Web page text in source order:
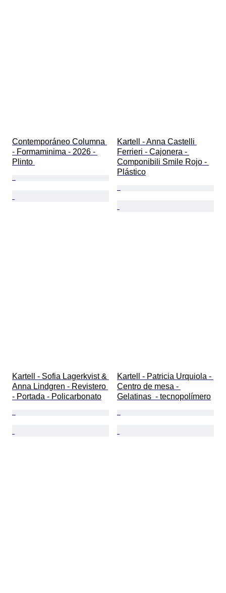
Contemporáneo Columna
- Formaminima - 2026 -
Plinto
Kartell - Anna Castelli
Ferrieri - Cajonera -
Componibili Smile Rojo -
Plástico
Kartell - Sofia Lagerkvist &
Anna Lindgren - Revistero
- Portada - Policarbonato
Kartell - Patricia Urquiola -
Centro de mesa -
Gelatinas  - tecnopolímero